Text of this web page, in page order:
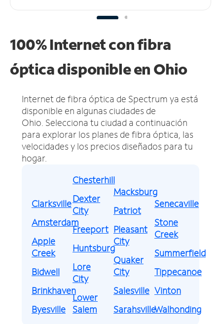
100% Internet con fibra
óptica disponible en Ohio
Internet de fibra óptica de Spectrum ya está
disponible en algunas ciudades de
Ohio. Selecciona tu ciudad a continuación
para explorar los planes de fibra óptica, las
velocidades y los precios diseñados para tu
hogar.
Clarksville
Amsterdam
Apple
Creek
Bidwell
Brinkhaven
Byesville
Chesterhill
Dexter
City
Freeport
Huntsburg
Lore
City
Lower
Salem
Macksburg
Patriot
Pleasant
City
Quaker
City
Salesville
Sarahsville
Senecaville
Stone
Creek
Summerfield
Tippecanoe
Vinton
Walhonding